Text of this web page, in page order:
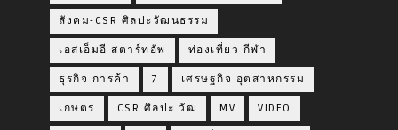
สังคม-CSR ศิลปะวัฒนธรรม
เอสเอ็มอี สตาร์ทอัพ ท่องเที่ยว กีฬา
ธุรกิจ การค้า 7 เศรษฐกิจ อุตสาหกรรม
เกษตร CSR ศิลปะ วัฒ MV VIDEO